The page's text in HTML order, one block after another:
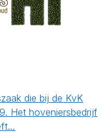
die bij de KvK
Het hoveniersbedrijf